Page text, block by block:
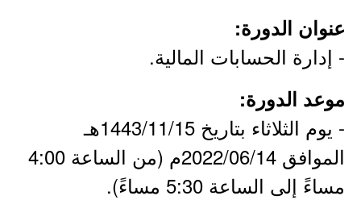
عنوان الدورة:
- إدارة الحسابات المالية.
موعد الدورة:
- يوم الثلاثاء بتاريخ 1443/11/15هـ
الموافق 2022/06/14م (من الساعة 4:00
مساءً إلى الساعة 5:30 مساءً).